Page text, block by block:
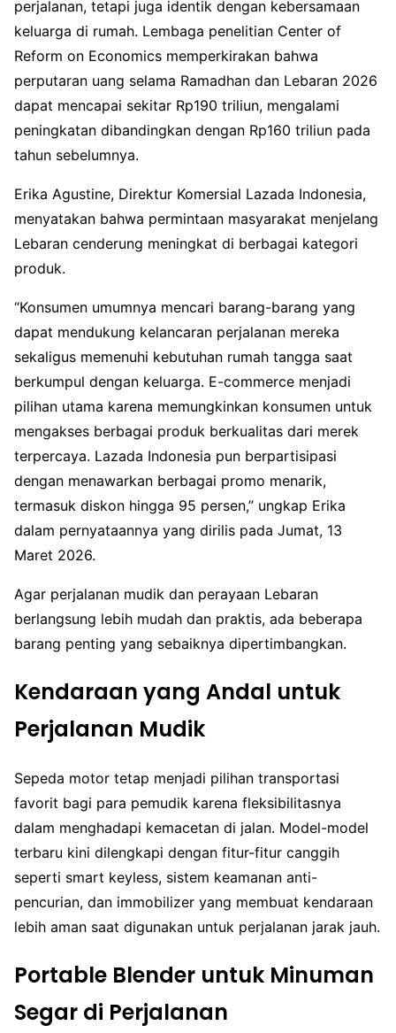
perjalanan, tetapi juga identik dengan kebersamaan
keluarga di rumah. Lembaga penelitian Center of
Reform on Economics memperkirakan bahwa
perputaran uang selama Ramadhan dan Lebaran 2026
dapat mencapai sekitar Rp190 triliun, mengalami
peningkatan dibandingkan dengan Rp160 triliun pada
tahun sebelumnya.
Erika Agustine, Direktur Komersial Lazada Indonesia,
menyatakan bahwa permintaan masyarakat menjelang
Lebaran cenderung meningkat di berbagai kategori
produk.
“Konsumen umumnya mencari barang-barang yang
dapat mendukung kelancaran perjalanan mereka
sekaligus memenuhi kebutuhan rumah tangga saat
berkumpul dengan keluarga. E-commerce menjadi
pilihan utama karena memungkinkan konsumen untuk
mengakses berbagai produk berkualitas dari merek
terpercaya. Lazada Indonesia pun berpartisipasi
dengan menawarkan berbagai promo menarik,
termasuk diskon hingga 95 persen,” ungkap Erika
dalam pernyataannya yang dirilis pada Jumat, 13
Maret 2026.
Agar perjalanan mudik dan perayaan Lebaran
berlangsung lebih mudah dan praktis, ada beberapa
barang penting yang sebaiknya dipertimbangkan.
Kendaraan yang Andal untuk
Perjalanan Mudik
Sepeda motor tetap menjadi pilihan transportasi
favorit bagi para pemudik karena fleksibilitasnya
dalam menghadapi kemacetan di jalan. Model-model
terbaru kini dilengkapi dengan fitur-fitur canggih
seperti smart keyless, sistem keamanan anti-
pencurian, dan immobilizer yang membuat kendaraan
lebih aman saat digunakan untuk perjalanan jarak jauh.
Portable Blender untuk Minuman
Segar di Perjalanan